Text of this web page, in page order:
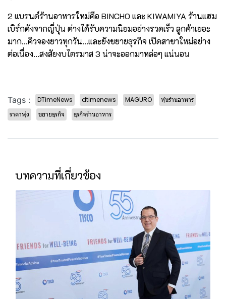
2 แบรนด์ร้านอาหารใหม่คือ BINCHO และ KIWAMIYA ร้านแฮม
เบิร์กดังจากญี่ปุ่น ต่างได้รับความนิยมอย่างรวดเร็ว ลูกค้าเยอะ
มาก...คิวจองยาวทุกวัน...และยังขยายธุรกิจ เปิดสาขาใหม่อย่าง
ต่อเนื่อง...สงสัยงบไตรมาส 3 น่าจะออกมาหล่อๆ แน่นอน
Tags : DTimeNews dtimenews MAGURO
หุ้นร้านอาหาร
ราคาพุ่ง
ขยายธุรกิจ ธุรกิจร้านอาหาร
บทความที่เกี่ยวข้อง